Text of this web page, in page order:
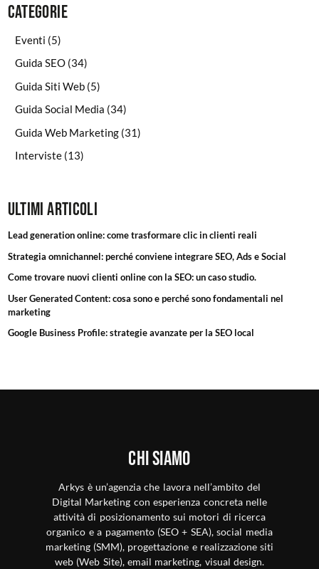
Categorie
Eventi (5)
Guida SEO(34)
Guida Siti Web(5)
Guida Social Media (34)
Guida Web Marketing(31)
Interviste(13)
Ultimi articoli
Lead generation online: come trasformare clic in clienti reali
Strategia omnichannel: perché conviene integrare SEO, Ads e Social
Come trovare nuovi clienti online con la SEO: un caso studio.
User Generated Content: cosa sono e perché sono fondamentali nel
marketing
Google Business Profile: strategie avanzate per la SEO local
Chi siamo
Arkys è un’agenzia che lavora nell’ambito del
Digital Marketing con esperienza concreta nelle
attività di posizionamento sui motori di ricerca
organico e a pagamento (SEO + SEA), social media
marketing (SMM), progettazione e realizzazione siti
web (Web Site), email marketing, visual design.